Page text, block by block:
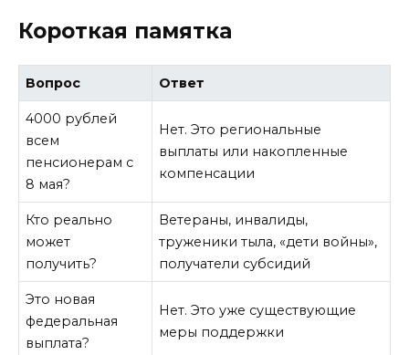
Короткая памятка
Вопрос Ответ
4000 рублей
всем
пенсионерам с
8 мая?
Нет. Это региональные
выплаты или накопленные
компенсации
Кто реально
может
получить?
Ветераны, инвалиды,
труженики тыла, «дети войны»,
получатели субсидий
Это новая
федеральная
выплата?
Нет. Это уже существующие
меры поддержки